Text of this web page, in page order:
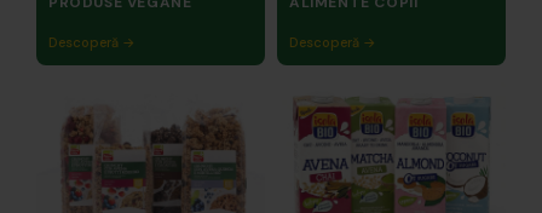
Descoperă → Descoperă →